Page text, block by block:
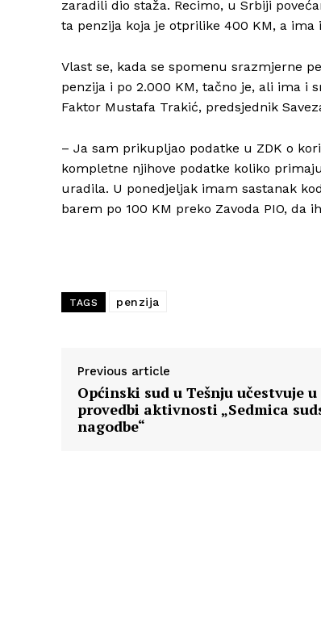
zaradili dio staža. Recimo, u Srbiji
ta penzija koja je otprilike 400 KM, a ima
Vlast se, kada se spomenu srazmjerne
penzija i po 2.000 KM, tačno je, ali ima i
Faktor Mustafa Trakić, predsjednik
– Ja sam prikupljao podatke u ZDK o
kompletne njihove podatke koliko
uradila. U ponedjeljak imam sastanak
barem po 100 KM preko Zavoda PIO, da
TAGS penzija
Previous article
Općinski sud u Tešnju učestvuje u
provedbi aktivnosti „Sedmica
nagodbe“